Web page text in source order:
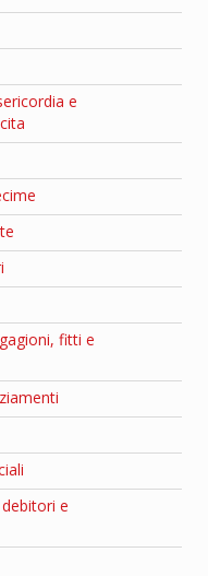
e
fitti e
e